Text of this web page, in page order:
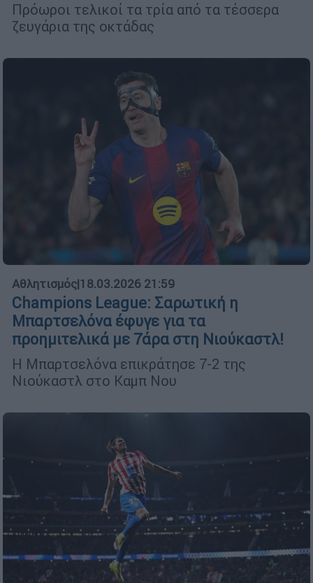
Πρόωροι τελικοί τα τρία από τα τέσσερα
ζευγάρια της οκτάδας
Αθλητισμός|18.03.2026 21:59
Champions League: Σαρωτική η
Μπαρτσελόνα έφυγε για τα
προημιτελικά με 7άρα στη Νιούκαστλ!
Η Μπαρτσελόνα επικράτησε 7-2 της
Νιούκαστλ στο Καμπ Νου